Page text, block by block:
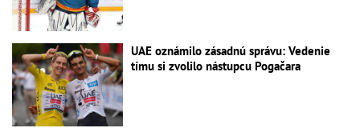
UAE oznámilo zásadnú správu: Vedenie
tímu si zvolilo nástupcu Pogačara